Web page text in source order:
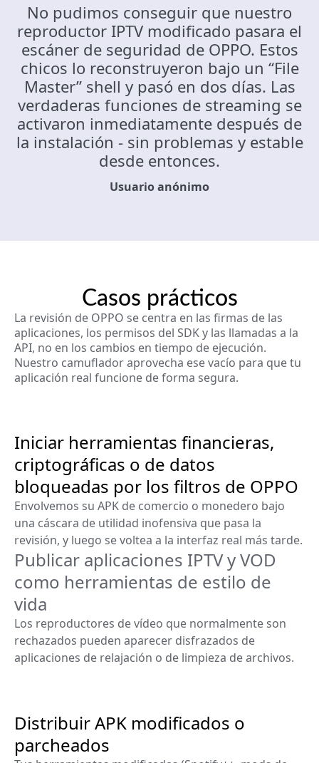
No pudimos conseguir que nuestro
reproductor IPTV modificado pasara el
escáner de seguridad de OPPO. Estos
chicos lo reconstruyeron bajo un “File
Master” shell y pasó en dos días. Las
verdaderas funciones de streaming se
activaron inmediatamente después de
la instalación - sin problemas y estable
desde entonces.
Usuario anónimo
Casos prácticos
La revisión de OPPO se centra en las firmas de las
aplicaciones, los permisos del SDK y las llamadas a la
API, no en los cambios en tiempo de ejecución.
Nuestro camuflador aprovecha ese vacío para que tu
aplicación real funcione de forma segura.
Iniciar herramientas financieras,
criptográficas o de datos
bloqueadas por los filtros de OPPO
Envolvemos su APK de comercio o monedero bajo
una cáscara de utilidad inofensiva que pasa la
revisión, y luego se voltea a la interfaz real más tarde.
Publicar aplicaciones IPTV y VOD
como herramientas de estilo de
vida
Los reproductores de vídeo que normalmente son
rechazados pueden aparecer disfrazados de
aplicaciones de relajación o de limpieza de archivos.
Distribuir APK modificados o
parcheados